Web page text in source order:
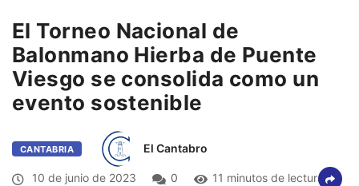
El Torneo Nacional de
Balonmano Hierba de Puente
Viesgo se consolida como un
evento sostenible
CANTABRIA El Cantabro
10 de junio de 2023 0 11 minutos de lectura